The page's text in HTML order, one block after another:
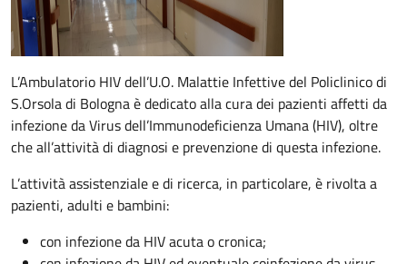
L’Ambulatorio HIV dell’U.O. Malattie Infettive del Policlinico di
S.Orsola di Bologna è dedicato alla cura dei pazienti affetti da
infezione da Virus dell’Immunodeficienza Umana (HIV), oltre
che all’attività di diagnosi e prevenzione di questa infezione.
L’attività assistenziale e di ricerca, in particolare, è rivolta a
pazienti, adulti e bambini:
con infezione da HIV acuta o cronica;